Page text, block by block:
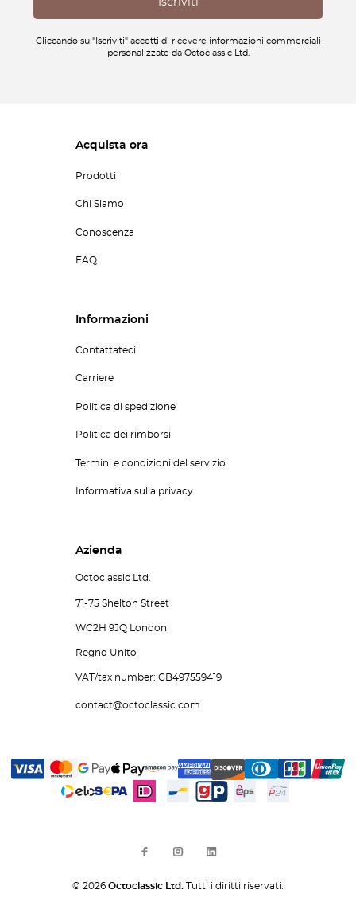
Cliccando su "Iscriviti" accetti di ricevere informazioni commerciali
personalizzate da Octoclassic Ltd.
Acquista ora
Prodotti
Chi Siamo
Conoscenza
FAQ
Informazioni
Contattateci
Carriere
Politica di spedizione
Politica dei rimborsi
Termini e condizioni del servizio
Informativa sulla privacy
Azienda
Octoclassic Ltd.
71-75 Shelton Street
WC2H 9JQ London
Regno Unito
VAT/tax number: GB497559419
contact@octoclassic.com
© 2026 Octoclassic Ltd. Tutti i diritti riservati.